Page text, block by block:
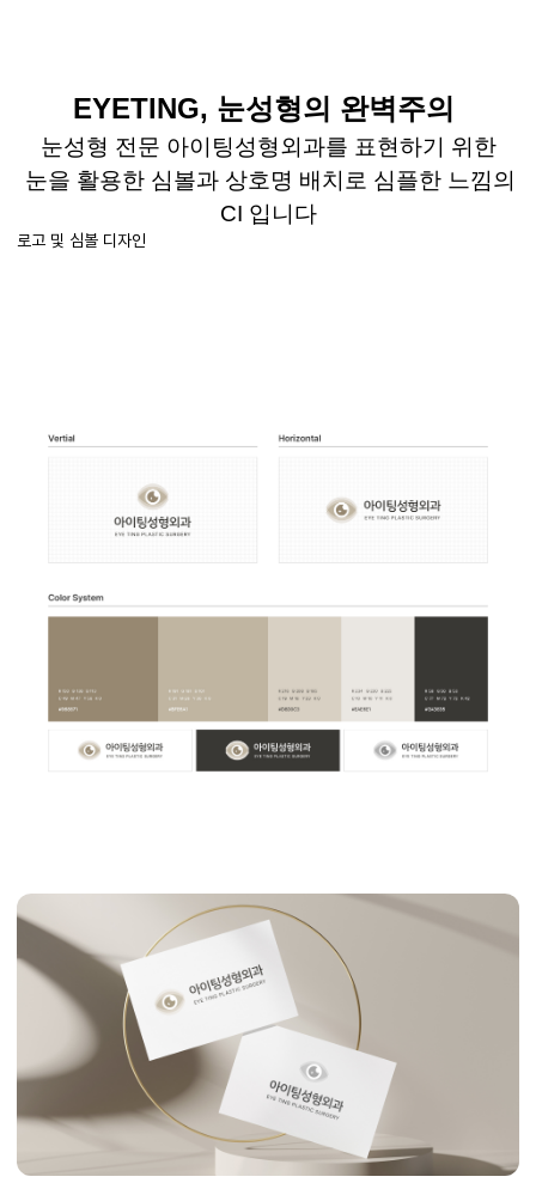
EYETING, 눈성형의 완벽주의
눈성형 전문 아이팅성형외과를 표현하기 위한
눈을 활용한 심볼과 상호명 배치로 심플한 느낌의
CI 입니다
로고 및 심볼 디자인